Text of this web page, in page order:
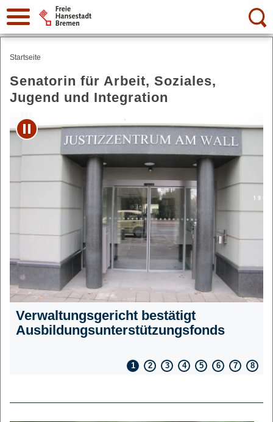
Suche:
Startseite
Senatorin für Arbeit, Soziales,
Jugend und Integration
Verwaltungsgericht bestätigt
Ausbildungsunterstützungsfonds
Play/Pause
1 2 3 4 5 6 7 8